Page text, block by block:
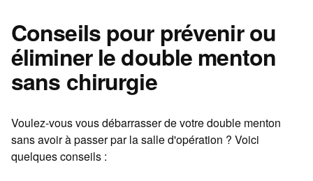
Conseils pour prévenir ou
éliminer le double menton
sans chirurgie
Voulez-vous vous débarrasser de votre double menton
sans avoir à passer par la salle d'opération ? Voici
quelques conseils :